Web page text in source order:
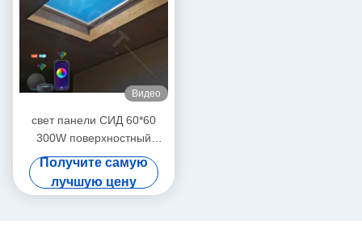
Видео
свет панели СИД 60*60
300W поверхностный
установленный - лампа
голубого неба для дома
Получите самую
лучшую цену